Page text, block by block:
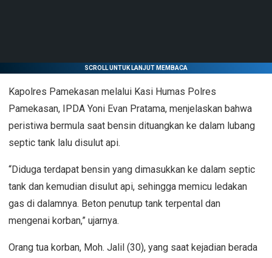
SCROLL UNTUK LANJUT MEMBACA
Kapolres Pamekasan melalui Kasi Humas Polres
Pamekasan, IPDA Yoni Evan Pratama, menjelaskan bahwa
peristiwa bermula saat bensin dituangkan ke dalam lubang
septic tank lalu disulut api.
“Diduga terdapat bensin yang dimasukkan ke dalam septic
tank dan kemudian disulut api, sehingga memicu ledakan
gas di dalamnya. Beton penutup tank terpental dan
mengenai korban,” ujarnya.
Orang tua korban, Moh. Jalil (30), yang saat kejadian berada